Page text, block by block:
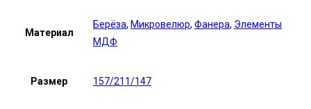
Материал
Берёза, Микровелюр, Фанера, Элементы
МДФ
Размер 157/211/147